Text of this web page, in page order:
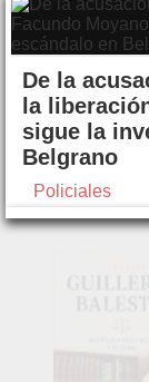
De la
la
sigue la
Belgrano
Policiales